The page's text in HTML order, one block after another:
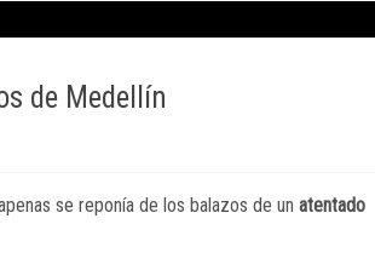
de Medellín
se reponía de los balazos de un atentado